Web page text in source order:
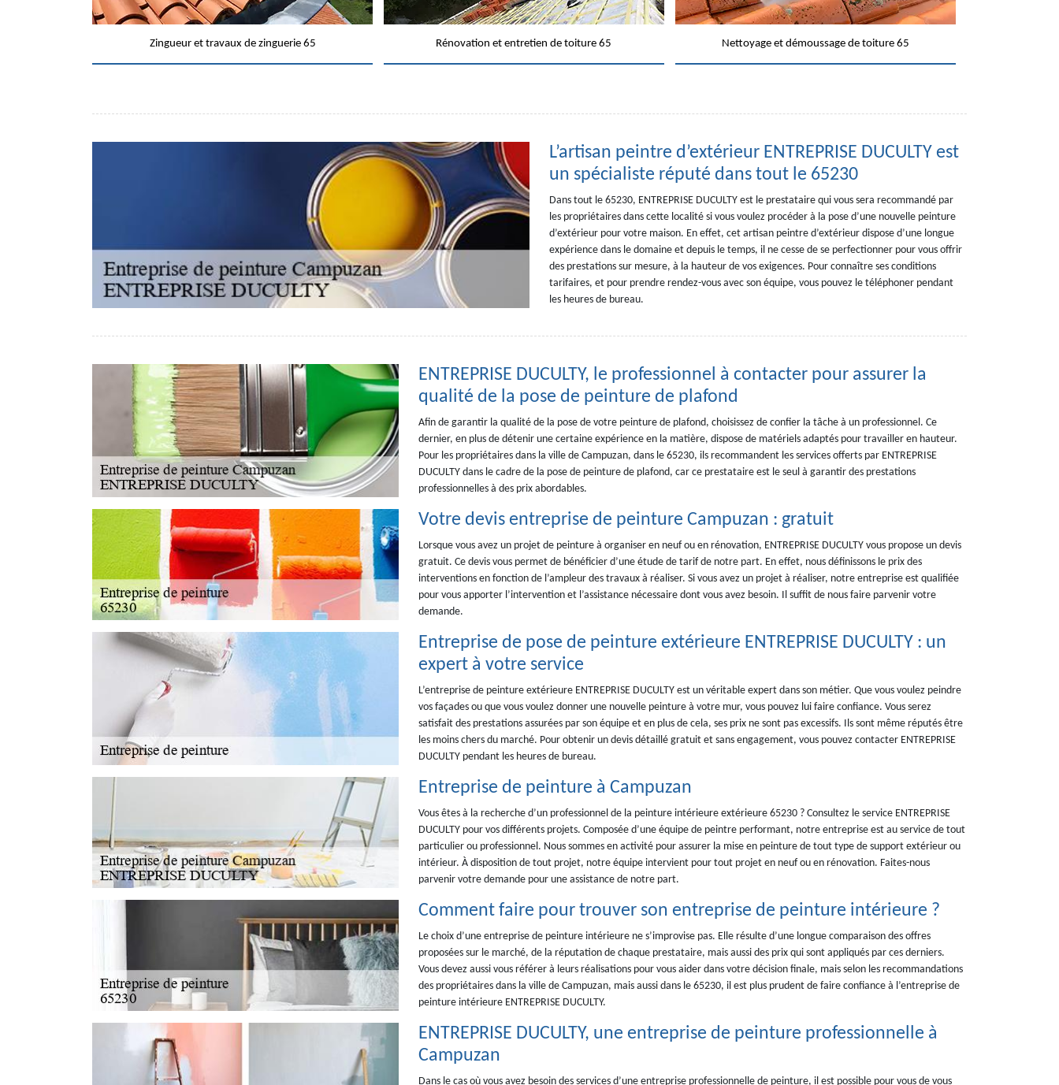
Zingueur et travaux de zinguerie 65 Rénovation et entretien de toiture 65 Nettoyage et démoussage de toiture 65
L’artisan peintre d’extérieur ENTREPRISE DUCULTY est
un spécialiste réputé dans tout le 65230
Dans tout le 65230, ENTREPRISE DUCULTY est le prestataire qui vous sera recommandé par
les propriétaires dans cette localité si vous voulez procéder à la pose d’une nouvelle peinture
d’extérieur pour votre maison. En effet, cet artisan peintre d’extérieur dispose d’une longue
expérience dans le domaine et depuis le temps, il ne cesse de se perfectionner pour vous offrir
des prestations sur mesure, à la hauteur de vos exigences. Pour connaître ses conditions
tarifaires, et pour prendre rendez-vous avec son équipe, vous pouvez le téléphoner pendant
les heures de bureau.
ENTREPRISE DUCULTY, le professionnel à contacter pour assurer la
qualité de la pose de peinture de plafond
Afin de garantir la qualité de la pose de votre peinture de plafond, choisissez de confier la tâche à un professionnel. Ce
dernier, en plus de détenir une certaine expérience en la matière, dispose de matériels adaptés pour travailler en hauteur.
Pour les propriétaires dans la ville de Campuzan, dans le 65230, ils recommandent les services offerts par ENTREPRISE
DUCULTY dans le cadre de la pose de peinture de plafond, car ce prestataire est le seul à garantir des prestations
professionnelles à des prix abordables.
Votre devis entreprise de peinture Campuzan : gratuit
Lorsque vous avez un projet de peinture à organiser en neuf ou en rénovation, ENTREPRISE DUCULTY vous propose un devis
gratuit. Ce devis vous permet de bénéficier d’une étude de tarif de notre part. En effet, nous définissons le prix des
interventions en fonction de l’ampleur des travaux à réaliser. Si vous avez un projet à réaliser, notre entreprise est qualifiée
pour vous apporter l’intervention et l’assistance nécessaire dont vous avez besoin. Il suffit de nous faire parvenir votre
demande.
Entreprise de pose de peinture extérieure ENTREPRISE DUCULTY : un
expert à votre service
L’entreprise de peinture extérieure ENTREPRISE DUCULTY est un véritable expert dans son métier. Que vous voulez peindre
vos façades ou que vous voulez donner une nouvelle peinture à votre mur, vous pouvez lui faire confiance. Vous serez
satisfait des prestations assurées par son équipe et en plus de cela, ses prix ne sont pas excessifs. Ils sont même réputés être
les moins chers du marché. Pour obtenir un devis détaillé gratuit et sans engagement, vous pouvez contacter ENTREPRISE
DUCULTY pendant les heures de bureau.
Entreprise de peinture à Campuzan
Vous êtes à la recherche d’un professionnel de la peinture intérieure extérieure 65230 ? Consultez le service ENTREPRISE
DUCULTY pour vos différents projets. Composée d’une équipe de peintre performant, notre entreprise est au service de tout
particulier ou professionnel. Nous sommes en activité pour assurer la mise en peinture de tout type de support extérieur ou
intérieur. À disposition de tout projet, notre équipe intervient pour tout projet en neuf ou en rénovation. Faites-nous
parvenir votre demande pour une assistance de notre part.
Comment faire pour trouver son entreprise de peinture intérieure ?
Le choix d’une entreprise de peinture intérieure ne s’improvise pas. Elle résulte d’une longue comparaison des offres
proposées sur le marché, de la réputation de chaque prestataire, mais aussi des prix qui sont appliqués par ces derniers.
Vous devez aussi vous référer à leurs réalisations pour vous aider dans votre décision finale, mais selon les recommandations
des propriétaires dans la ville de Campuzan, mais aussi dans le 65230, il est plus prudent de faire confiance à l’entreprise de
peinture intérieure ENTREPRISE DUCULTY.
ENTREPRISE DUCULTY, une entreprise de peinture professionnelle à
Campuzan
Dans le cas où vous avez besoin des services d’une entreprise professionnelle de peinture, il est possible pour vous de vous